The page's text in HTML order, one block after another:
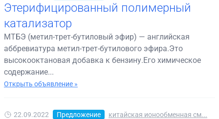
Этерифицированный полимерный
катализатор
МТБЭ (метил-трет-бутиловый эфир) — английская
аббревиатура метил-трет-бутилового эфира.Это
высокооктановая добавка к бензину.Его химическое
содержание...
Открыть объявление »
22.09.2022 Предложение китайская ионообменная см...